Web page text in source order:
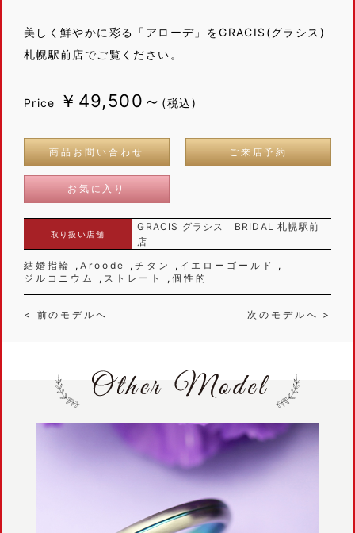
美しく鮮やかに彩る「アローデ」をGRACIS(グラシス)
札幌駅前店でご覧ください。
Price ￥49,500～ (税込)
商品お問い合わせ ご来店予約
お気に入り
取り扱い店舗
GRACIS グラシス BRIDAL 札幌駅前
店
結婚指輪
Aroode チタン
イエローゴールド
ジルコニウム
ストレート 個性的
< 前のモデルへ 次のモデルへ >